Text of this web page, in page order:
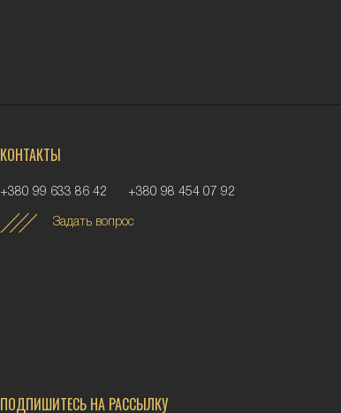
КОНТАКТЫ
+380 99 633 86 42 +380 98 454 07 92
Задать вопрос
ПОДПИШИТЕСЬ НА РАССЫЛКУ